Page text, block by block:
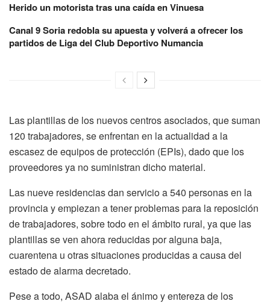
Herido un motorista tras una caída en Vinuesa
Canal 9 Soria redobla su apuesta y volverá a ofrecer los
partidos de Liga del Club Deportivo Numancia
Las plantillas de los nuevos centros asociados, que suman
120 trabajadores, se enfrentan en la actualidad a la
escasez de equipos de protección (EPIs), dado que los
proveedores ya no suministran dicho material.
Las nueve residencias dan servicio a 540 personas en la
provincia y empiezan a tener problemas para la reposición
de trabajadores, sobre todo en el ámbito rural, ya que las
plantillas se ven ahora reducidas por alguna baja,
cuarentena u otras situaciones producidas a causa del
estado de alarma decretado.
Pese a todo, ASAD alaba el ánimo y entereza de los